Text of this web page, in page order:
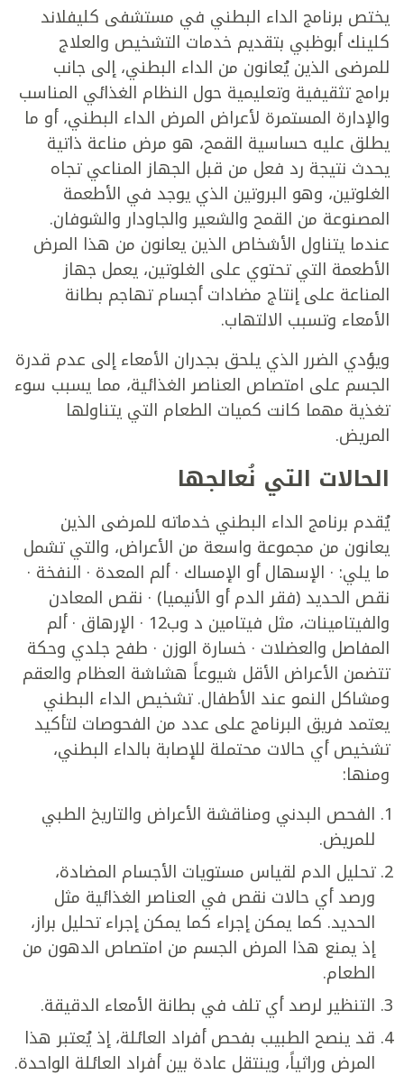
يختص برنامج الداء البطني في مستشفى كليفلاند
كلينك أبوظبي بتقديم خدمات التشخيص والعلاج
للمرضى الذين يُعانون من الداء البطني، إلى جانب
برامج تثقيفية وتعليمية حول النظام الغذائي المناسب
والإدارة المستمرة لأعراض المرض الداء البطني، أو ما
يطلق عليه حساسية القمح، هو مرض مناعة ذاتية
يحدث نتيجة رد فعل من قبل الجهاز المناعي تجاه
الغلوتين، وهو البروتين الذي يوجد في الأطعمة
المصنوعة من القمح والشعير والجاودار والشوفان.
عندما يتناول الأشخاص الذين يعانون من هذا المرض
الأطعمة التي تحتوي على الغلوتين، يعمل جهاز
المناعة على إنتاج مضادات أجسام تهاجم بطانة
الأمعاء وتسبب الالتهاب.
ويؤدي الضرر الذي يلحق بجدران الأمعاء إلى عدم قدرة
الجسم على امتصاص العناصر الغذائية، مما يسبب سوء
تغذية مهما كانت كميات الطعام التي يتناولها
المريض.
الحالات التي نُعالجها
يُقدم برنامج الداء البطني خدماته للمرضى الذين
يعانون من مجموعة واسعة من الأعراض، والتي تشمل
ما يلي: · الإسهال أو الإمساك · ألم المعدة · النفخة ·
نقص الحديد (فقر الدم أو الأنيميا) · نقص المعادن
والفيتامينات، مثل فيتامين د وب12 · الإرهاق · ألم
المفاصل والعضلات · خسارة الوزن · طفح جلدي وحكة
تتضمن الأعراض الأقل شيوعاً هشاشة العظام والعقم
ومشاكل النمو عند الأطفال. تشخيص الداء البطني
يعتمد فريق البرنامج على عدد من الفحوصات لتأكيد
تشخيص أي حالات محتملة للإصابة بالداء البطني،
ومنها:
الفحص البدني ومناقشة الأعراض والتاريخ الطبي
للمريض.
تحليل الدم لقياس مستويات الأجسام المضادة،
ورصد أي حالات نقص في العناصر الغذائية مثل
الحديد. كما يمكن إجراء كما يمكن إجراء تحليل براز،
إذ يمنع هذا المرض الجسم من امتصاص الدهون من
الطعام.
التنظير لرصد أي تلف في بطانة الأمعاء الدقيقة.
قد ينصح الطبيب بفحص أفراد العائلة، إذ يُعتبر هذا
المرض وراثياً، وينتقل عادة بين أفراد العائلة الواحدة.